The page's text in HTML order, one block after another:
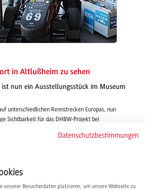
in Altlußheim zu sehen
ist nun ein Ausstellungsstück im Museum
unterschiedlichen Rennstrecken Europas, nun
Sichtbarkeit für das DHBW-Projekt bei
wird seit 3. März 2026 im Museum Autovision
Datenschutzbestimmungen
unserer Besucherdaten platzieren, um unsere Webseite zu